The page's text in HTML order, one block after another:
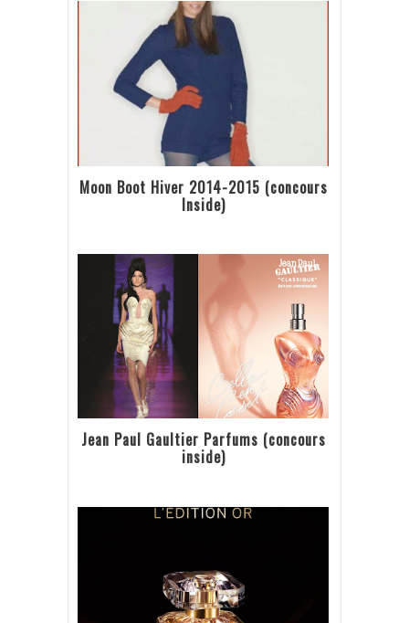
Moon Boot Hiver 2014-2015 (concours
Inside)
Jean Paul Gaultier Parfums (concours
inside)